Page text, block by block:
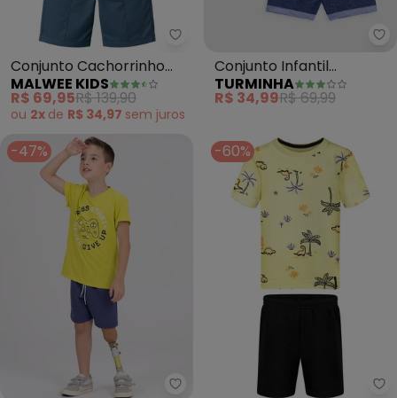
Malwee Kids - Conjunto
Conjunto Cachorrinho
com Moletom (Amarelo)
MALWEE KIDS
R$ 69,95R$ 139,90
ou 2x de R$ 34,97 sem juros
Conjunto Infantil
Masculino Regata Meia
Malha (Am)
TURMINHA
R$ 34,99R$ 69,99
-47%
Vida Costeira - Conjunto
-60%